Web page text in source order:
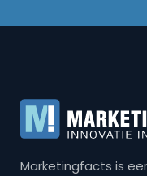
Marketingfacts is